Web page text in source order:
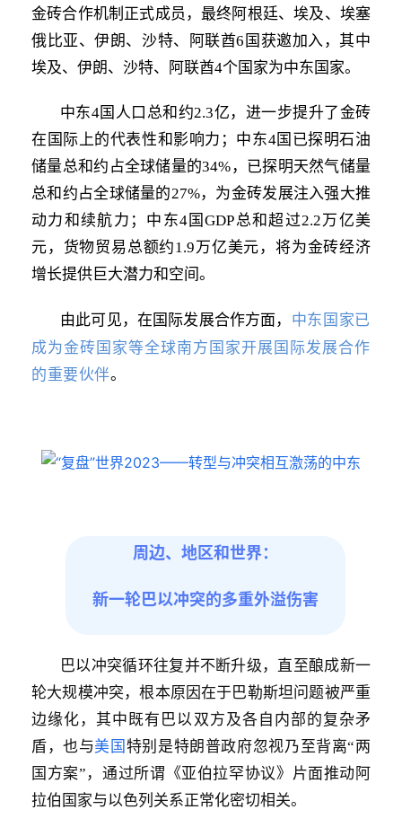
金砖合作机制正式成员，最终阿根廷、埃及、埃塞
俄比亚、伊朗、沙特、阿联酋6国获邀加入，其中
埃及、伊朗、沙特、阿联酋4个国家为中东国家。
中东4国人口总和约2.3亿，进一步提升了金砖
在国际上的代表性和影响力；中东4国已探明石油
储量总和约占全球储量的34%，已探明天然气储量
总和约占全球储量的27%，为金砖发展注入强大推
动力和续航力；中东4国GDP总和超过2.2万亿美
元，货物贸易总额约1.9万亿美元，将为金砖经济
增长提供巨大潜力和空间。
由此可见，在国际发展合作方面， 中东国家已
成为金砖国家等全球南方国家开展国际发展合作
的重要伙伴。
周边、地区和世界：
新一轮巴以冲突的多重外溢伤害
巴以冲突循环往复并不断升级，直至酿成新一
轮大规模冲突，根本原因在于巴勒斯坦问题被严重
边缘化，其中既有巴以双方及各自内部的复杂矛
盾，也与美国 特别是特朗普政府忽视乃至背离“两
国方案”，通过所谓《亚伯拉罕协议》片面推动阿
拉伯国家与以色列关系正常化密切相关。